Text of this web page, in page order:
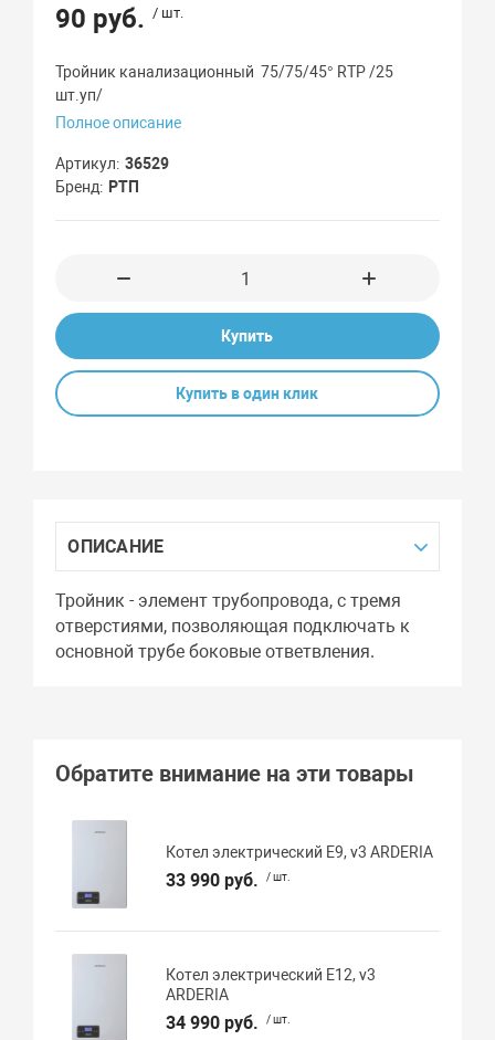
90 руб. / шт.
Тройник канализационный 75/75/45° RTP /25
шт.уп/
Полное описание
Артикул 36529
Бренд
РТП
Купить
Купить в один клик
ОПИСАНИЕ
Тройник - элемент трубопровода, с тремя
отверстиями, позволяющая подключать к
основной трубе боковые ответвления.
Обратите внимание на эти товары
Котел электрический E9, v3 ARDERIA
33 990 руб. / шт.
Котел электрический E12, v3
ARDERIA
34 990 руб. / шт.